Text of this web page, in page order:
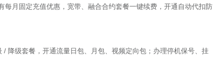
月固定充值优惠，宽带、融合合约套餐一键续费，开通自动代扣防
降级套餐，开通流量日包、月包、视频定向包；办理停机保号、挂